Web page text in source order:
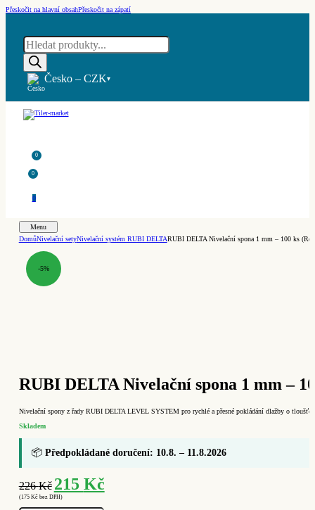
Přeskočit na hlavní obsahPřeskočit na zápatí
Products
search
Česko – CZK▾
0
0
0
Menu
DomůNivelační setyNivelační systém RUBI DELTARUBI DELTA Nivelační spona 1 mm – 100 ks
-5%
RUBI DELTA Nivelační spona 1 mm –
Nivelační spony z řady RUBI DELTA LEVEL SYSTEM pro rychlé a přesné pokládání dlažby o
Skladem
📦 Předpokládané doručení: 10.8. – 11.8.2026
226Kč Původní
cena
byla:
215 KčAktuální
cena
(175 Kčbez DPH)